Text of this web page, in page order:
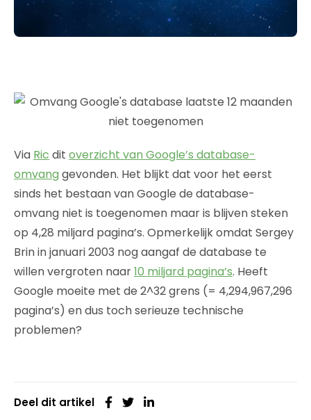
Via Ric dit overzicht van Google’s database-
omvang gevonden. Het blijkt dat voor het eerst
sinds het bestaan van Google de database-
omvang niet is toegenomen maar is blijven steken
op 4,28 miljard pagina’s. Opmerkelijk omdat Sergey
Brin in januari 2003 nog aangaf de database te
willen vergroten naar10 miljard pagina’s. Heeft
Google moeite met de 2^32 grens (= 4,294,967,296
pagina’s) en dus toch serieuze technische
problemen?
Deel dit artikel